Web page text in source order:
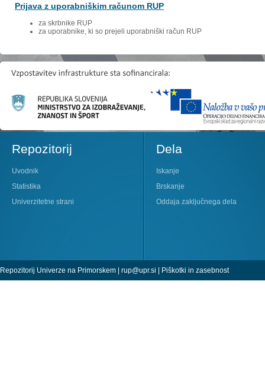
Prijava z uporabniškim računom RUP
za skrbnike RUP
za uporabnike, ki so prejeli uporabniški račun RUP
Repozitorij
Uvodnik
Statistika
Univerzitetne strani
Dela
Iskanje
Brskanje
Oddaja zaključnega dela
Repozitorij Univerze na Primorskem | rup@upr.si | Piškotki in zasebnost